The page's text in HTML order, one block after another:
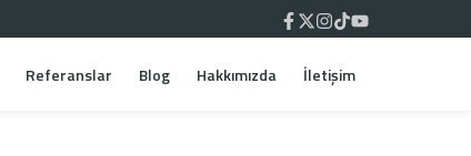
Referanslar Blog Hakkımızda İletişim